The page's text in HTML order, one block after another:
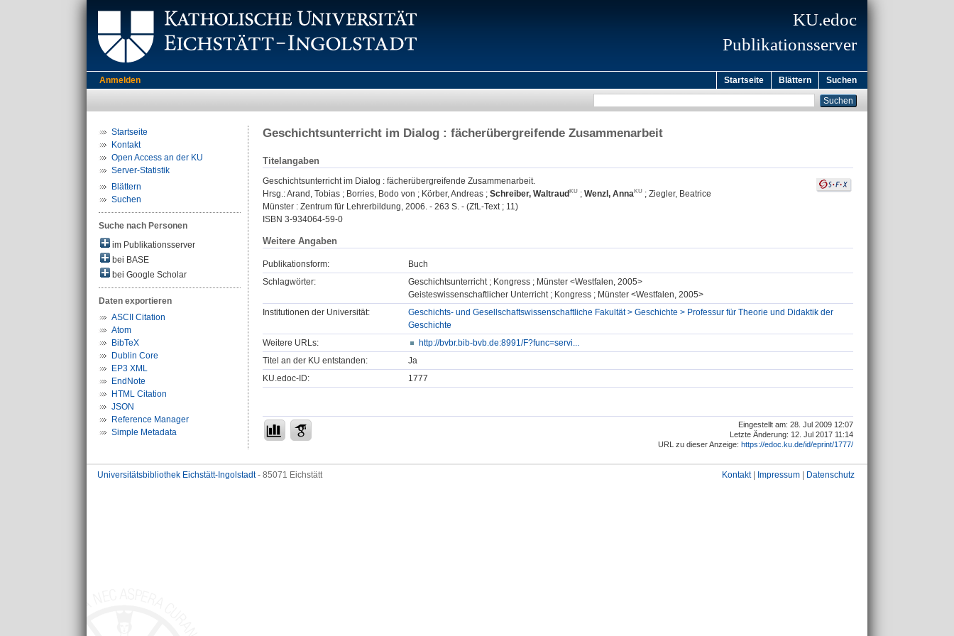
KU.edoc
Publikationsserver
Anmelden Startseite Blättern Suchen
Startseite
Kontakt
Open Access an der KU
Server-Statistik
Blättern
Suchen
Suche nach Personen
im Publikationsserver
bei BASE
bei Google Scholar
Daten exportieren
ASCII Citation
Atom
BibTeX
Dublin Core
EP3 XML
EndNote
HTML Citation
JSON
Reference Manager
Simple Metadata
Geschichtsunterricht im Dialog : fächerübergreifende Zusammenarbeit
Titelangaben
Geschichtsunterricht im Dialog : fächerübergreifende Zusammenarbeit.
Hrsg.:Arand, Tobias ; Borries, Bodo von ; Körber, Andreas ; Schreiber, Waltraud ; Wenzl, Anna ; Ziegler, Beatrice
Münster : Zentrum für Lehrerbildung, 2006. - 263 S. - (ZfL-Text ; 11)
ISBN 3-934064-59-0
Weitere Angaben
Publikationsform:
Buch
Schlagwörter:
Geschichtsunterricht ; Kongress ; Münster <Westfalen, 2005>
Geisteswissenschaftlicher Unterricht ; Kongress ; Münster <Westfalen, 2005>
Institutionen der Universität:
Geschichts- und Gesellschaftswissenschaftliche Fakultät > Geschichte > Professur für Theorie und Didaktik der
Geschichte
Weitere URLs:
http://bvbr.bib-bvb.de:8991/F?func=servi...
Titel an der KU entstanden:
Ja
KU.edoc-ID:
1777
Eingestellt am: 28. Jul 2009 12:07
Letzte Änderung: 12. Jul 2017 11:14
URL zu dieser Anzeige: https://edoc.ku.de/id/eprint/1777/
Universitätsbibliothek Eichstätt-Ingolstadt- 85071 Eichstätt Kontakt| Impressum Datenschutz